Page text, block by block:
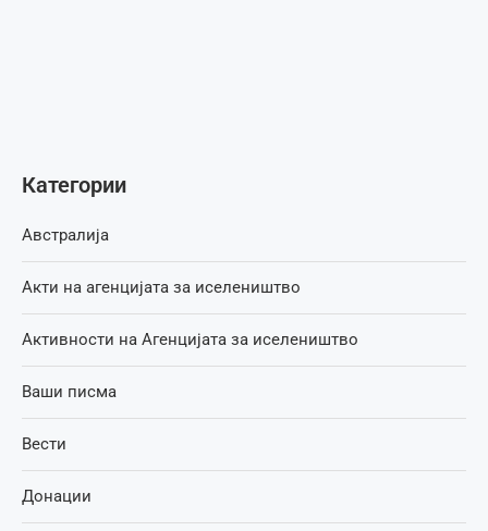
Категории
Австралија
Акти на агенцијата за иселеништво
Активности на Агенцијата за иселеништво
Ваши писма
Вести
Донации